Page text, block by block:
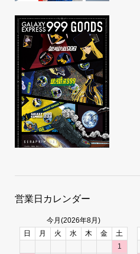
営業日カレンダー
今月(2026年8月)
日
月 火 水 木 金
土
1